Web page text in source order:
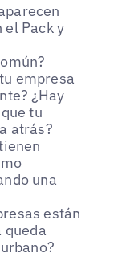
el Pack y
empresa
¿Hay
tu
atrás?
una
están
queda